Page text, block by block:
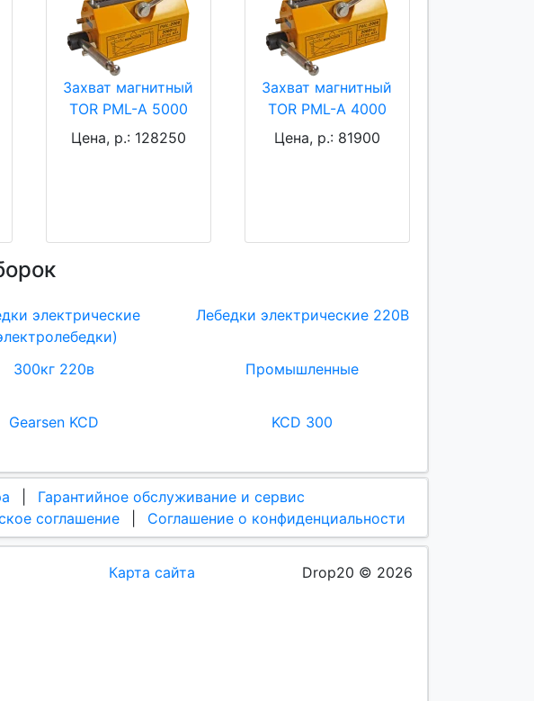
Захват магнитный
TOR PML-A 5000
Цена, р.: 128250
Захват магнитный
TOR PML-A 4000
Цена, р.: 81900
электрические
Лебедки электрические 220В
300кг 220в Промышленные
Gearsen KCD KCD 300
Гарантийное обслуживание и сервис
соглашение Соглашение о конфиденциальности
Карта сайта Drop20 © 2026